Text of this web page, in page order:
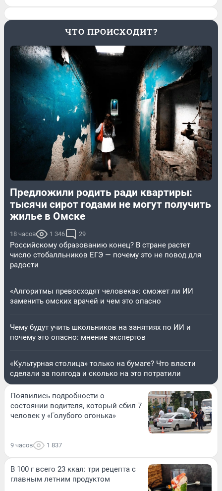
ЧТО ПРОИСХОДИТ?
Предложили родить ради квартиры:
тысячи сирот годами не могут получить
жилье в Омске
18 часов 1 346 29
Российскому образованию конец? В стране растет
число стобалльников ЕГЭ — почему это не повод для
радости
«Алгоритмы превосходят человека»: сможет ли ИИ
заменить омских врачей и чем это опасно
Чему будут учить школьников на занятиях по ИИ и
почему это опасно: мнение экспертов
«Культурная столица» только на бумаге? Что власти
сделали за полгода и сколько на это потратили
Появились подробности о
состоянии водителя, который сбил 7
человек у «Голубого огонька»
9 часов 1 837
В 100 г всего 23 ккал: три рецепта с
главным летним продуктом